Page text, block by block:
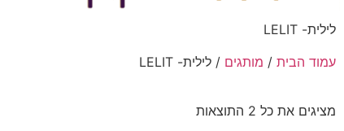
לילית- LELIT
עמוד הבית / מותגים / לילית- LELIT
מציגים את כל ⁦2⁩ התוצאות